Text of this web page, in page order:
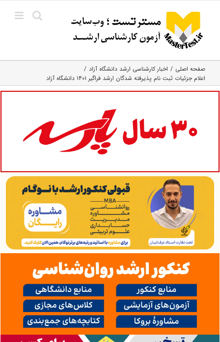
content
صفحه اصلی
اخبار کارشناسی ارشد دانشگاه آزاد
اعلام جزئیات ثبت نام پذیرفته شدگان ارشد فراگیر ۱۴۰۱ دانشگاه آزاد